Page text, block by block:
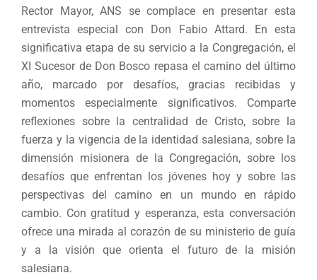
Rector Mayor, ANS se complace en presentar esta
entrevista especial con Don Fabio Attard. En esta
significativa etapa de su servicio a la Congregación, el
XI Sucesor de Don Bosco repasa el camino del último
año, marcado por desafíos, gracias recibidas y
momentos especialmente significativos. Comparte
reflexiones sobre la centralidad de Cristo, sobre la
fuerza y la vigencia de la identidad salesiana, sobre la
dimensión misionera de la Congregación, sobre los
desafíos que enfrentan los jóvenes hoy y sobre las
perspectivas del camino en un mundo en rápido
cambio. Con gratitud y esperanza, esta conversación
ofrece una mirada al corazón de su ministerio de guía
y a la visión que orienta el futuro de la misión
salesiana.